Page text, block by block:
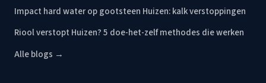
Impact hard water op gootsteen Huizen: kalk verstoppingen
Riool verstopt Huizen? 5 doe-het-zelf methodes die werken
Alle blogs →